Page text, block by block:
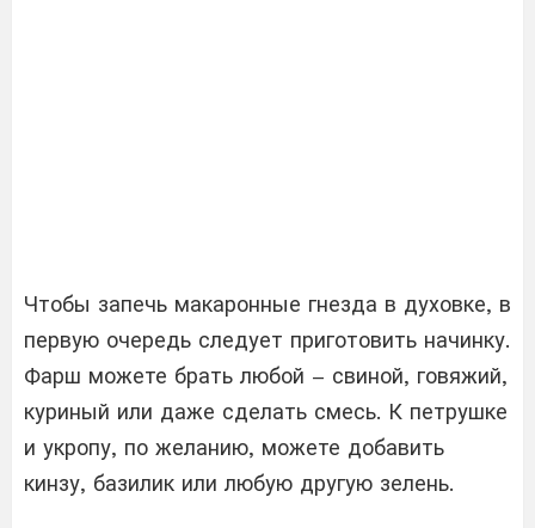
Чтобы запечь макаронные гнезда в духовке, в
первую очередь следует приготовить начинку.
Фарш можете брать любой – свиной, говяжий,
куриный или даже сделать смесь. К петрушке
и укропу, по желанию, можете добавить
кинзу, базилик или любую другую зелень.